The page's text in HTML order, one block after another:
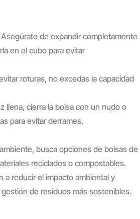
de expandir completamente
en el cubo para evitar
roturas, no excedas la capacidad
llena, cierra la bolsa con un nudo o
para evitar derrames.
busca opciones de bolsas de
reciclados o compostables.
a reducir el impacto ambiental y
de residuos más sostenibles.